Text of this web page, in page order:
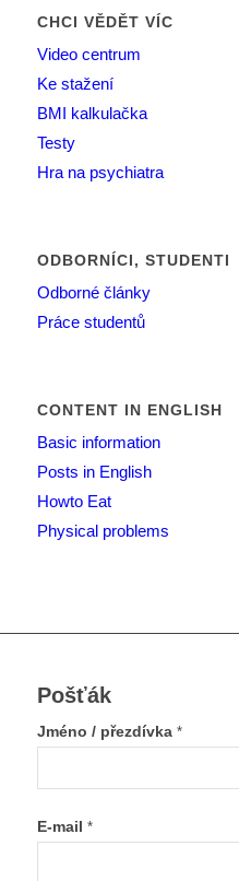
CHCI VĚDĚT VÍC
Video centrum
Ke stažení
BMI kalkulačka
Testy
Hra na psychiatra
ODBORNÍCI, STUDENTI
Odborné články
Práce studentů
CONTENT IN ENGLISH
Basic information
Posts in English
Howto Eat
Physical problems
Pošťák
Jméno / přezdívka *
E-mail *